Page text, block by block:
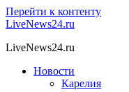
Перейти к контенту
LiveNews24.ru
LiveNews24.ru
Новости
Карелия